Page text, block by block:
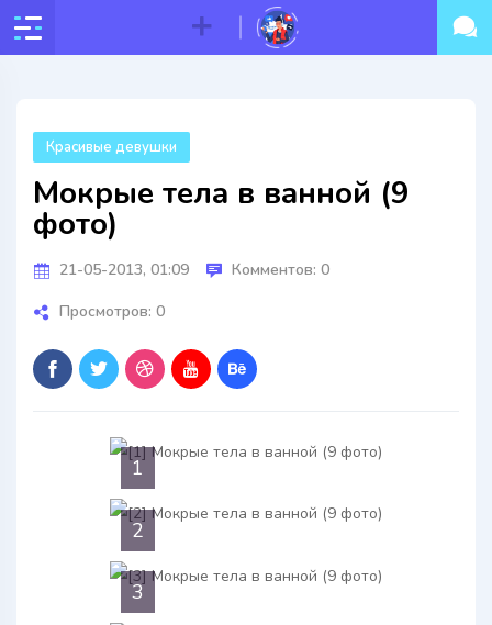
Красивые девушки
Мокрые тела в ванной (9
фото)
21-05-2013, 01:09
Комментов: 0
Просмотров: 0
1
2
3